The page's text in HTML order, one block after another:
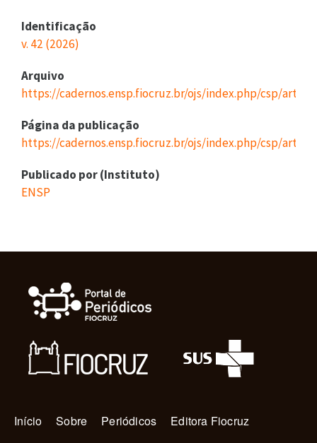
Identificação
v. 42 (2026)
Arquivo
https://cadernos.ensp.fiocruz.br/ojs/index.php/csp/
Página da publicação
https://cadernos.ensp.fiocruz.br/ojs/index.php/csp/
Publicado por (Instituto)
ENSP
Navegação principal
Início Sobre Periódicos
Editora Fiocruz